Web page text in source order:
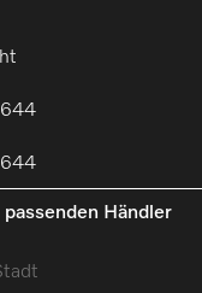
passenden Händler